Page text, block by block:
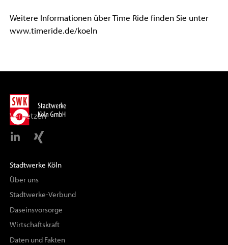
Weitere Informationen über Time Ride finden Sie unter
www.timeride.de/koeln
Vernetzen
Stadtwerke Köln
Über uns
Stadtwerke-Verbund
Daseinsvorsorge
Wirtschaftskraft
Daten und Fakten